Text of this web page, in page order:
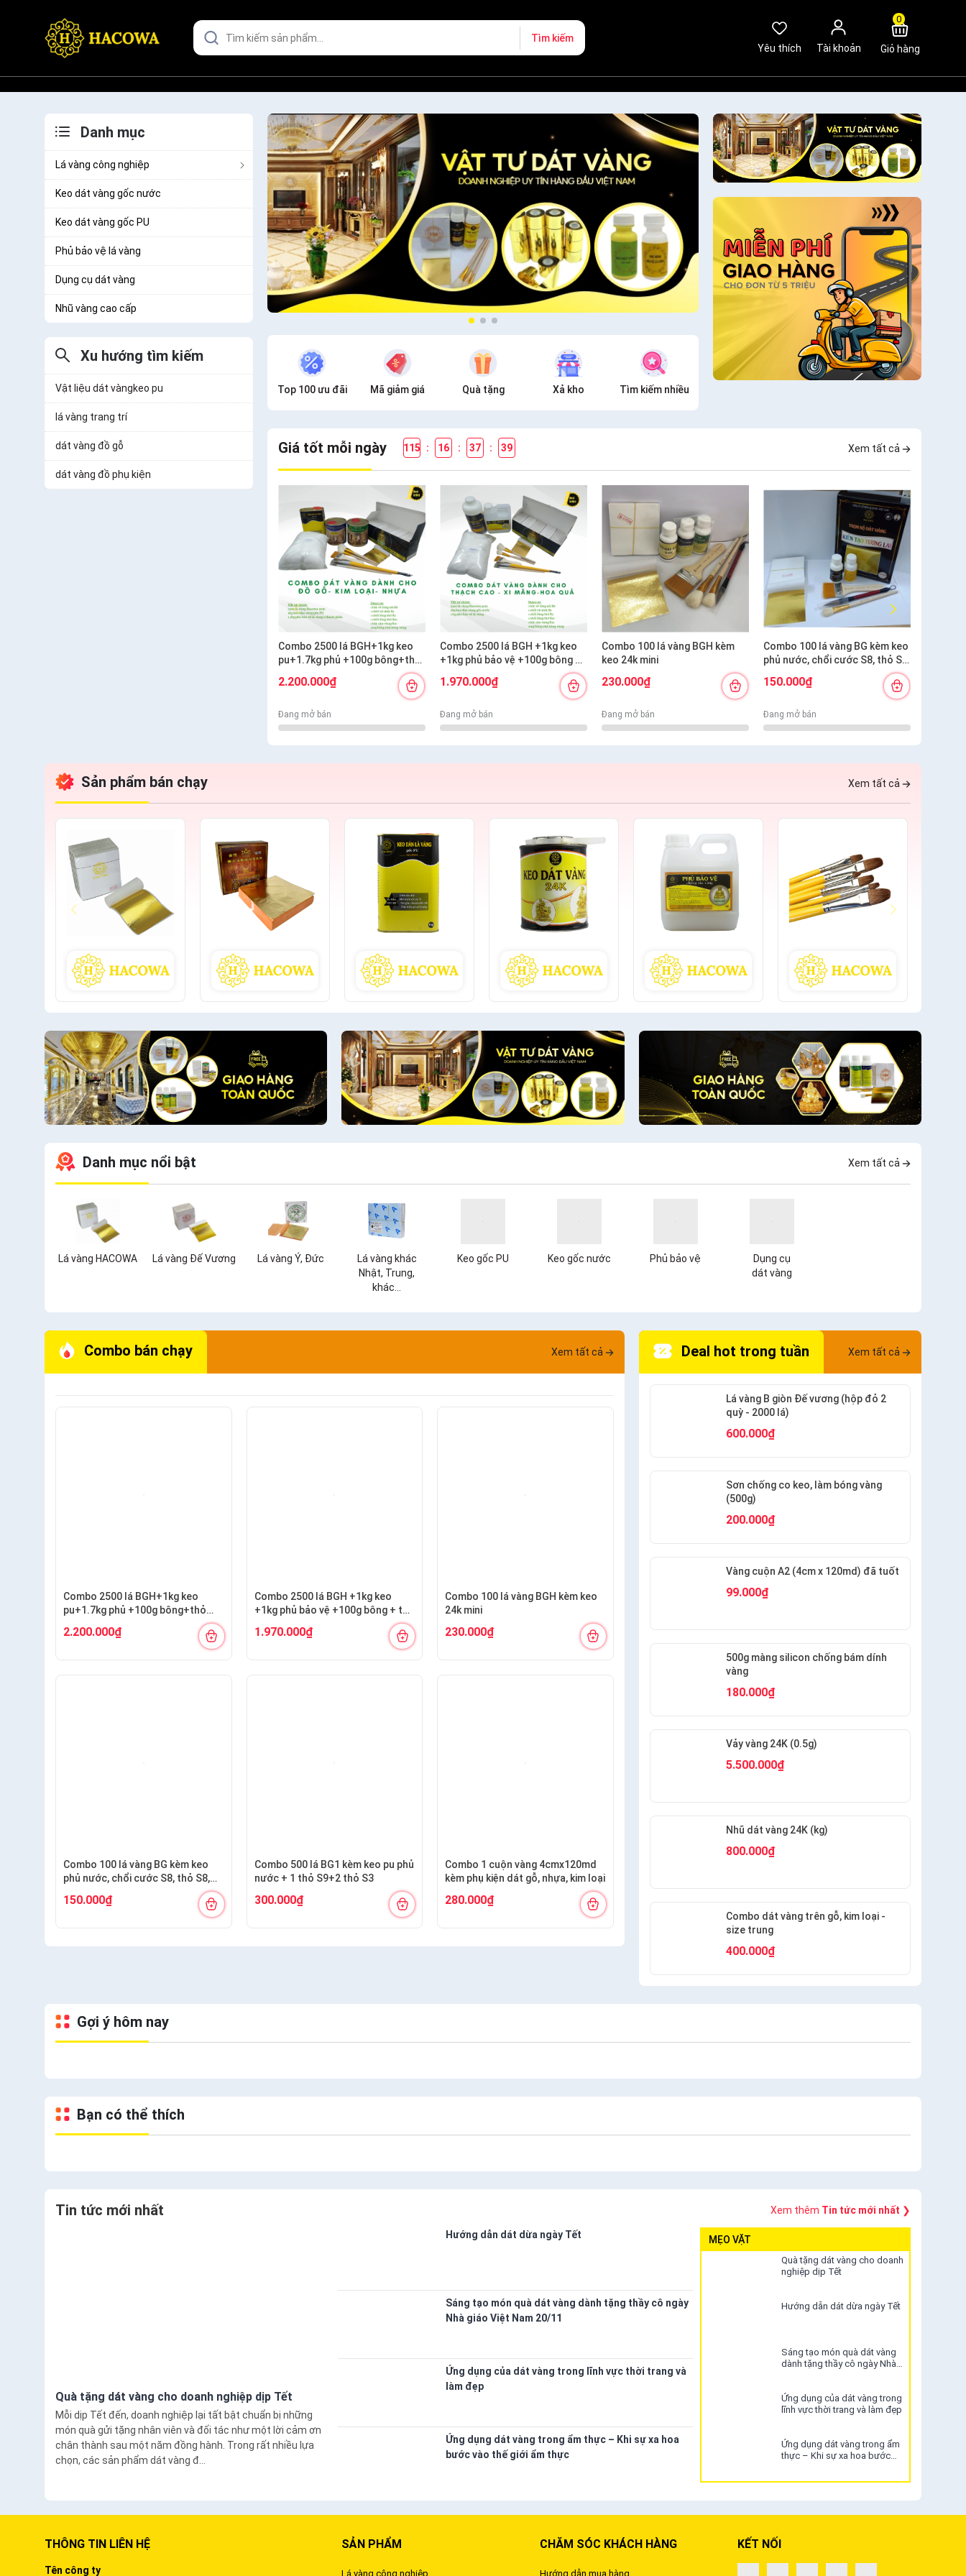
Tìm kiếm
Yêu thích
Tài khoản
0
Giỏ hàng
Danh mục
Lá vàng công nghiệp
Keo dát vàng gốc nước
Keo dát vàng gốc PU
Phủ bảo vệ lá vàng
Dụng cụ dát vàng
Nhũ vàng cao cấp
Xu hướng tìm kiếm
Vật liệu dát vàngkeo pu
lá vàng trang trí
dát vàng đồ gỗ
dát vàng đồ phụ kiện
Top 100 ưu đãi Mã giảm giá Quà tặng Xả kho Tìm kiếm nhiều
Giá tốt mỗi ngày 115 : 16 : 37 : 38 Xem tất cả
Combo 2500 lá BGH+1kg keo
pu+1.7kg phủ +100g bông+thỏ
S6.10+cán ngắn s12+s7 cước
2.200.000₫
Đang mở bán
Combo 2500 lá BGH +1kg keo
+1kg phủ bảo vệ +100g bông +
thỏ S7,10+ cán vàng S12+ nhọn
S12+cước S7
1.970.000₫
Đang mở bán
Combo 100 lá vàng BGH kèm
keo 24k mini
230.000₫
Đang mở bán
Combo 100 lá vàng BG kèm keo
phủ nước, chổi cước S8, thỏ S8,
150.000₫
Đang mở bán
Sản phẩm bán chạy Xem tất cả
Danh mục nổi bật Xem tất cả
Lá vàng HACOWA Lá vàng Đế Vương Lá vàng Ý, Đức
Lá vàng khác
Nhật, Trung,
khác...
Keo gốc PU Keo gốc nước Phủ bảo vệ
Dụng cụ
dát vàng
Combo bán chạy Xem tất cả
Combo 2500 lá BGH+1kg keo
pu+1.7kg phủ +100g bông+thỏ
S6.10+cán ngắn s12+s7 cước
2.200.000₫
Combo 2500 lá BGH +1kg keo
+1kg phủ bảo vệ +100g bông + thỏ
S12+cước S7
1.970.000₫
Combo 100 lá vàng BGH kèm keo
24k mini
230.000₫
Combo 100 lá vàng BG kèm keo
phủ nước, chổi cước S8, thỏ S8,
150.000₫
Combo 500 lá BG1 kèm keo pu phủ
nước + 1 thỏ S9+2 thỏ S3
300.000₫
Combo 1 cuộn vàng 4cmx120md
kèm phụ kiện dát gỗ, nhựa, kim loại
280.000₫
Deal hot trong tuần Xem tất cả
Lá vàng B giòn Đế vương (hộp đỏ 2
quỳ - 2000 lá)
600.000₫
Sơn chống co keo, làm bóng vàng
(500g)
200.000₫
Vàng cuộn A2 (4cm x 120md) đã tuốt
99.000₫
500g màng silicon chống bám dính
vàng
180.000₫
Vảy vàng 24K (0.5g)
5.500.000₫
Nhũ dát vàng 24K (kg)
800.000₫
Combo dát vàng trên gỗ, kim loại -
size trung
400.000₫
Gợi ý hôm nay
Bạn có thể thích
Tin tức mới nhất Xem thêm Tin tức mới nhất ❯
Quà tặng dát vàng cho doanh nghiệp dịp Tết
Mỗi dịp Tết đến, doanh nghiệp lại tất bật chuẩn bị những
món quà gửi tặng nhân viên và đối tác như một lời cảm ơn
chân thành sau một năm đồng hành. Trong rất nhiều lựa
chọn, các sản phẩm dát vàng đ...
Hướng dẫn dát dừa ngày Tết
Sáng tạo món quà dát vàng dành tặng thầy cô ngày
Nhà giáo Việt Nam 20/11
Ứng dụng của dát vàng trong lĩnh vực thời trang và
làm đẹp
Ứng dụng dát vàng trong ẩm thực – Khi sự xa hoa
bước vào thế giới ẩm thực
MẸO VẶT
Quà tặng dát vàng cho doanh
nghiệp dịp Tết
Hướng dẫn dát dừa ngày Tết
Sáng tạo món quà dát vàng
dành tặng thầy cô ngày Nhà
Ứng dụng của dát vàng trong
lĩnh vực thời trang và làm đẹp
Ứng dụng dát vàng trong ẩm
thực – Khi sự xa hoa bước
THÔNG TIN LIÊN HỆ
Tên công ty
SẢN PHẨM
Lá vàng công nghiệp
CHĂM SÓC KHÁCH HÀNG
Hướng dẫn mua hàng
KẾT NỐI